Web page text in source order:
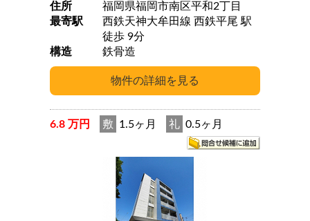
住所
福岡県福岡市南区平和2丁目
最寄駅
西鉄天神大牟田線 西鉄平尾 駅
徒歩 9分
構造
鉄骨造
6.8 万円 敷 1.5ヶ月 礼 0.5ヶ月